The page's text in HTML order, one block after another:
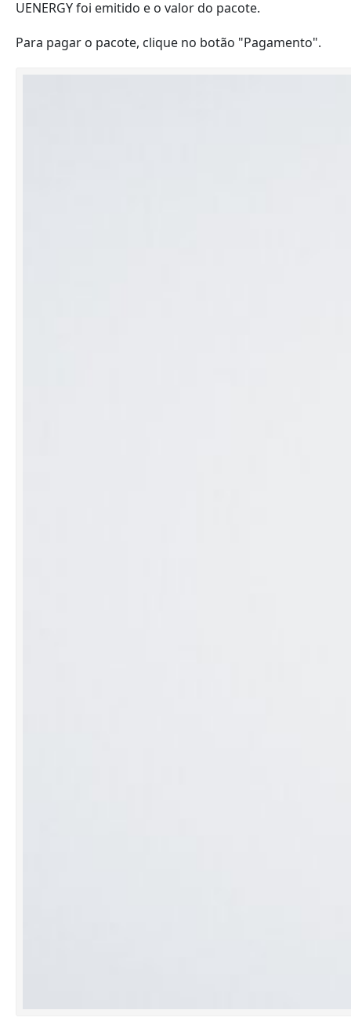
UENERGY foi emitido e o valor do pacote.
Para pagar o pacote, clique no botão "Pagamento".